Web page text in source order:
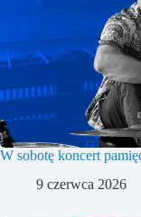
W sobotę koncert
9 czerwca 2026